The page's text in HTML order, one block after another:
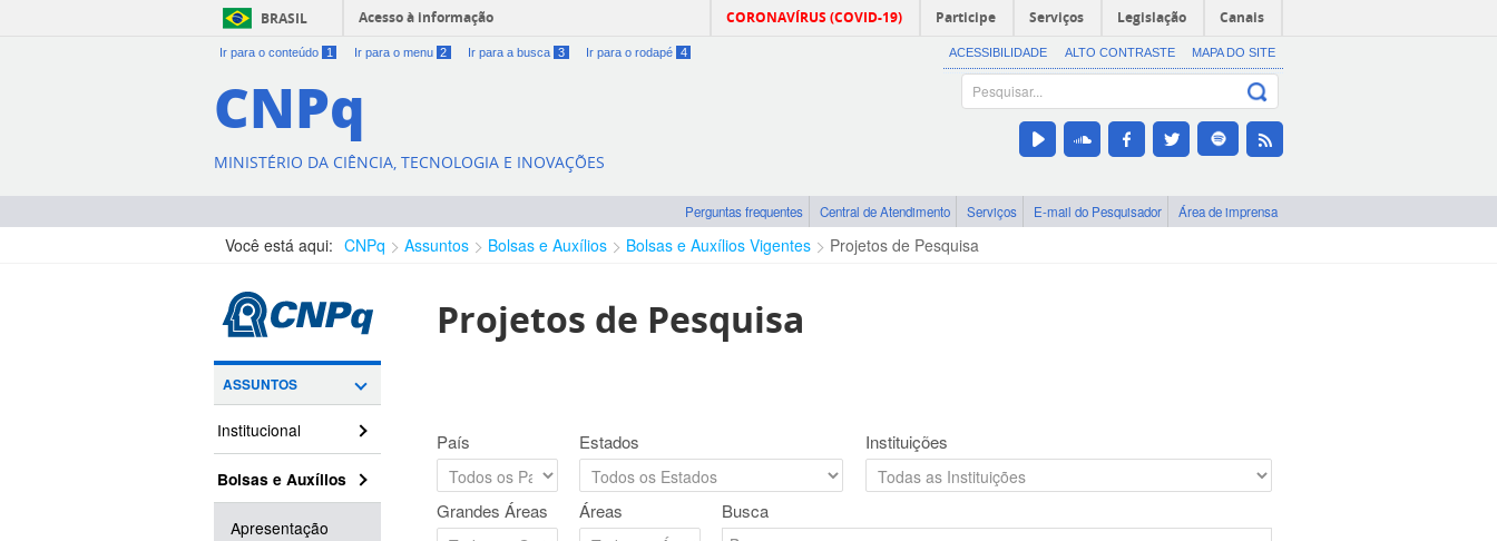
BRASIL Acesso à informação CORONAVÍRUS (COVID-19) Participe Serviços Legislação Canais
Ir para o conteúdo 1 Ir para o menu 2 Ir para a busca 3 Ir para o rodapé 4 ACESSIBILIDADE ALTO CONTRASTE MAPA DO SITE
CNPq
MINISTÉRIO DA CIÊNCIA, TECNOLOGIA E INOVAÇÕES
Perguntas frequentes Central de Atendimento Serviços E-mail do Pesquisador Área de imprensa
Você está aqui: CNPq Assuntos Bolsas e Auxílios Bolsas e Auxílios Vigentes Projetos de Pesquisa
ASSUNTOS
Institucional
Bolsas e Auxílios
Apresentação
Projetos de Pesquisa
País Estados Instituições
Grandes Áreas Áreas Busca